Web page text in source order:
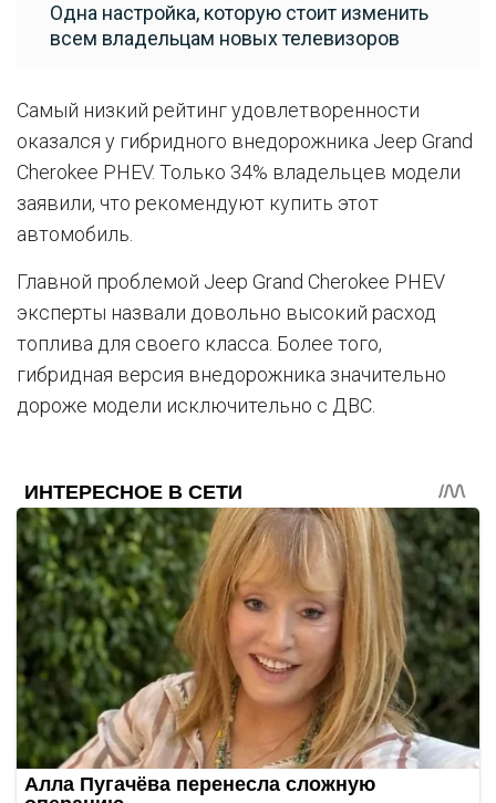
Одна настройка, которую стоит изменить
всем владельцам новых телевизоров
Самый низкий рейтинг удовлетворенности
оказался у гибридного внедорожника Jeep Grand
Cherokee PHEV. Только 34% владельцев модели
заявили, что рекомендуют купить этот
автомобиль.
Главной проблемой Jeep Grand Cherokee PHEV
эксперты назвали довольно высокий расход
топлива для своего класса. Более того,
гибридная версия внедорожника значительно
дороже модели исключительно с ДВС.